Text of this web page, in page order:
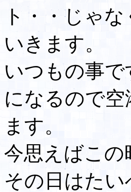
ト・・じゃ
いきます。
いつもの事
になるので
ます。
今思えばこ
その日はた